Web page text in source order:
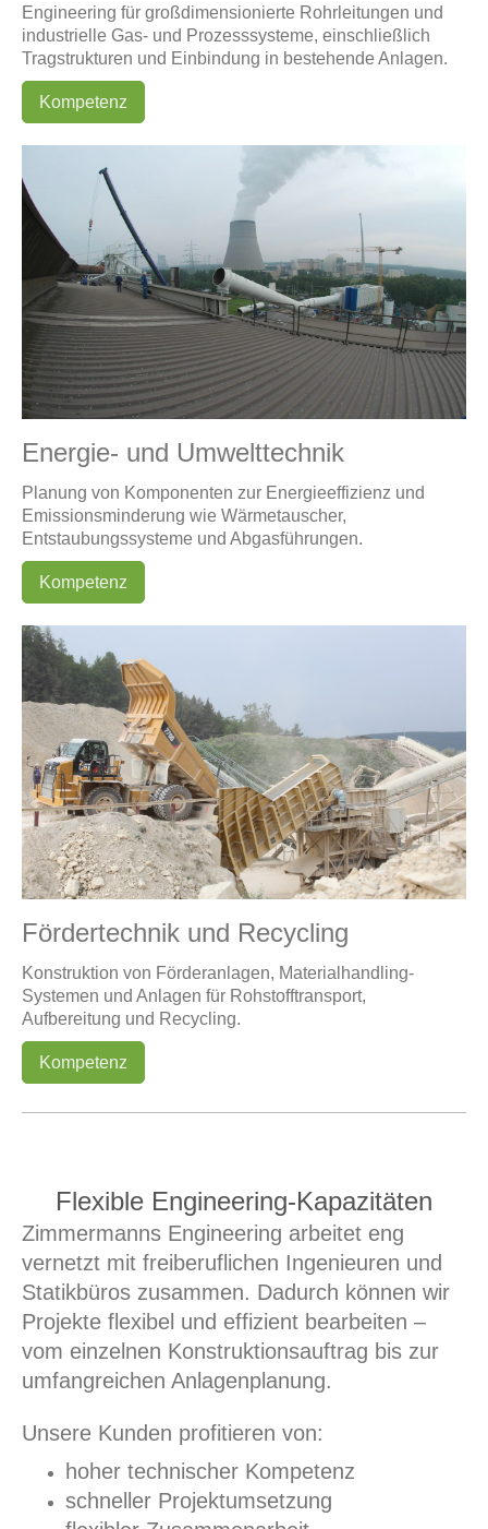
Engineering für großdimensionierte Rohrleitungen und
industrielle Gas- und Prozesssysteme, einschließlich
Tragstrukturen und Einbindung in bestehende Anlagen.
Kompetenz
Energie- und Umwelttechnik
Planung von Komponenten zur Energieeffizienz und
Emissionsminderung wie Wärmetauscher,
Entstaubungssysteme und Abgasführungen.
Kompetenz
Fördertechnik und Recycling
Konstruktion von Förderanlagen, Materialhandling-
Systemen und Anlagen für Rohstofftransport,
Aufbereitung und Recycling.
Kompetenz
Flexible Engineering-Kapazitäten
Zimmermanns Engineering arbeitet eng
vernetzt mit freiberuflichen Ingenieuren und
Statikbüros zusammen. Dadurch können wir
Projekte flexibel und effizient bearbeiten –
vom einzelnen Konstruktionsauftrag bis zur
umfangreichen Anlagenplanung.
Unsere Kunden profitieren von:
hoher technischer Kompetenz
schneller Projektumsetzung